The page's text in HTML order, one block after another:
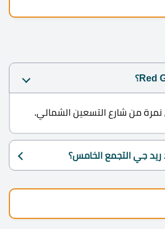
نمرة من شارع التسعين الشمالي.
جي التجمع الخامس؟